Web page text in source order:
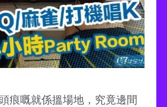
痕嘅就係搵場地，究竟邊間